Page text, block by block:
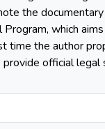
the
which
time the author
official legal